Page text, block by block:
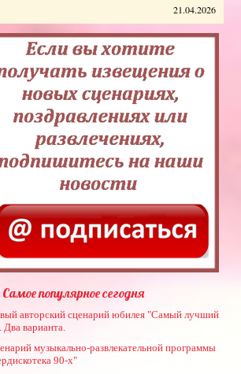
21.04.2026
Самое популярное сегодня
авторский сценарий юбилея "Самый лучший
Два варианта.
музыкально-развлекательной программы
90-х"